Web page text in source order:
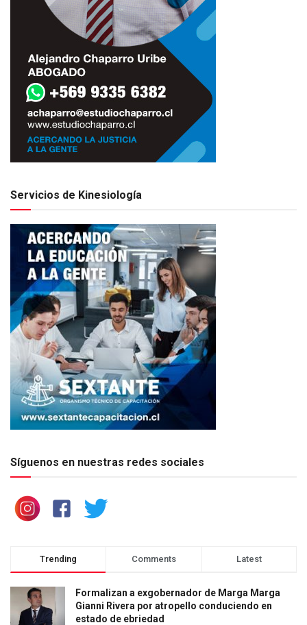
Servicios de Kinesiología
Síguenos en nuestras redes sociales
Trending Comments Latest
Formalizan a exgobernador de Marga Marga
Gianni Rivera por atropello conduciendo en
estado de ebriedad